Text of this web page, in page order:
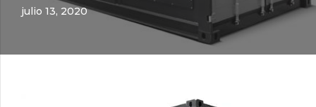
julio 13, 2020